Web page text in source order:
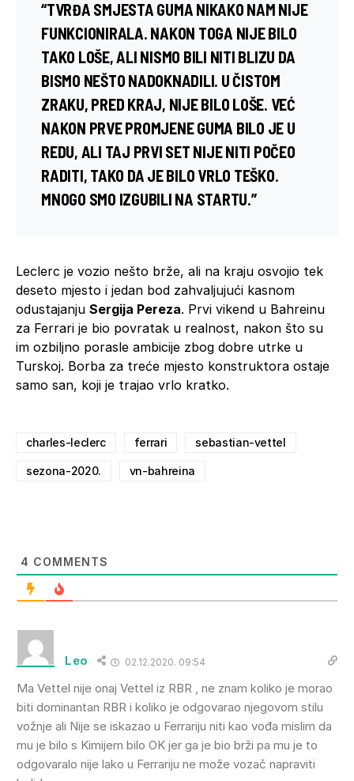
“TVRĐA SMJESTA GUMA NIKAKO NAM NIJE
FUNKCIONIRALA. NAKON TOGA NIJE BILO
TAKO LOŠE, ALI NISMO BILI NITI BLIZU DA
BISMO NEŠTO NADOKNADILI. U ČISTOM
ZRAKU, PRED KRAJ, NIJE BILO LOŠE. VEĆ
NAKON PRVE PROMJENE GUMA BILO JE U
REDU, ALI TAJ PRVI SET NIJE NITI POČEO
RADITI, TAKO DA JE BILO VRLO TEŠKO.
MNOGO SMO IZGUBILI NA STARTU.”
Leclerc je vozio nešto brže, ali na kraju osvojio tek
deseto mjesto i jedan bod zahvaljujući kasnom
odustajanju Sergija Pereza. Prvi vikend u Bahreinu
za Ferrari je bio povratak u realnost, nakon što su
im ozbiljno porasle ambicije zbog dobre utrke u
Turskoj. Borba za treće mjesto konstruktora ostaje
samo san, koji je trajao vrlo kratko.
charles-leclerc ferrari sebastian-vettel
sezona-2020. vn-bahreina
4 COMMENTS
Leo 02.12.2020. 09:54
Ma Vettel nije onaj Vettel iz RBR , ne znam koliko je morao
biti dominantan RBR i koliko je odgovarao njegovom stilu
vožnje ali Nije se iskazao u Ferrariju niti kao vođa mislim da
mu je bilo s Kimijem bilo OK jer ga je bio brži pa mu je to
odgovaralo nije lako u Ferrariju ne može vozač napraviti